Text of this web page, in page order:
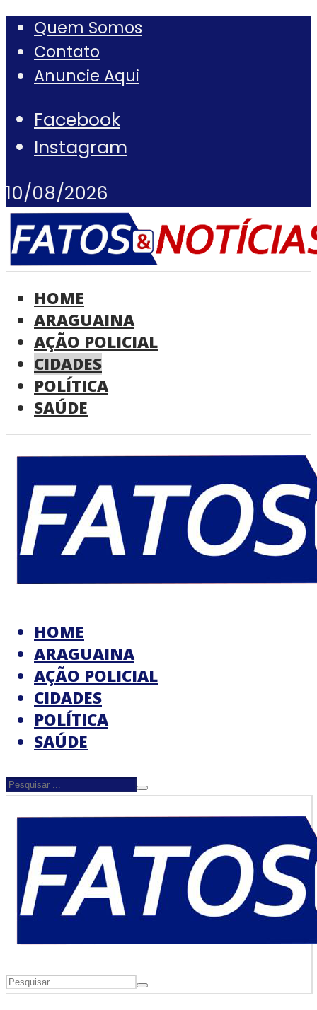
Quem Somos
Contato
Anuncie Aqui
Facebook
Instagram
10/08/2026
HOME
ARAGUAINA
AÇÃO POLICIAL
CIDADES
POLÍTICA
SAÚDE
HOME
ARAGUAINA
AÇÃO POLICIAL
CIDADES
POLÍTICA
SAÚDE